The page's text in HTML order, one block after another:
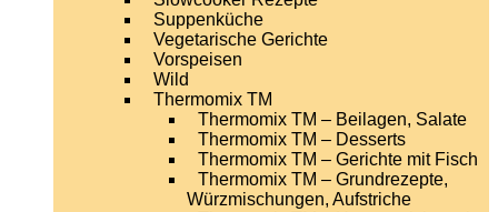
Suppenküche
Vegetarische Gerichte
Vorspeisen
Wild
Thermomix TM
Thermomix TM – Beilagen, Salate
Thermomix TM – Desserts
Thermomix TM – Gerichte mit Fisch
Thermomix TM – Grundrezepte,
Würzmischungen, Aufstriche